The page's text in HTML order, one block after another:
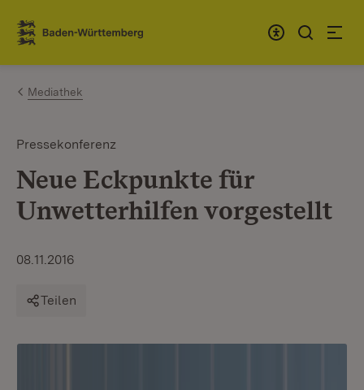
Zum Inhalt springen
Link zur Startseite
Mediathek
Pressekonferenz
Neue Eckpunkte für
Unwetterhilfen vorgestellt
08.11.2016
Teilen